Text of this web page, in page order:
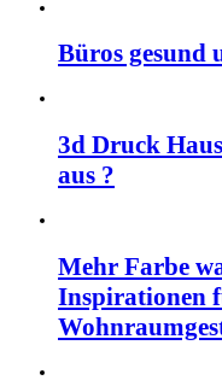
Büros gesund
3d Druck
aus ?
Mehr Farbe
Inspirationen